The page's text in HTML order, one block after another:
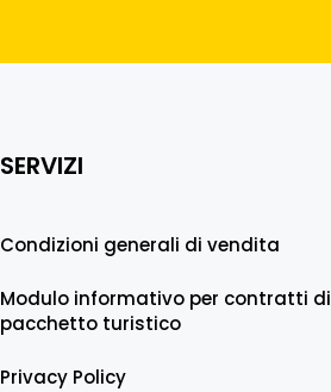
SERVIZI
Condizioni generali di vendita
Modulo informativo per contratti di
pacchetto turistico
Privacy Policy